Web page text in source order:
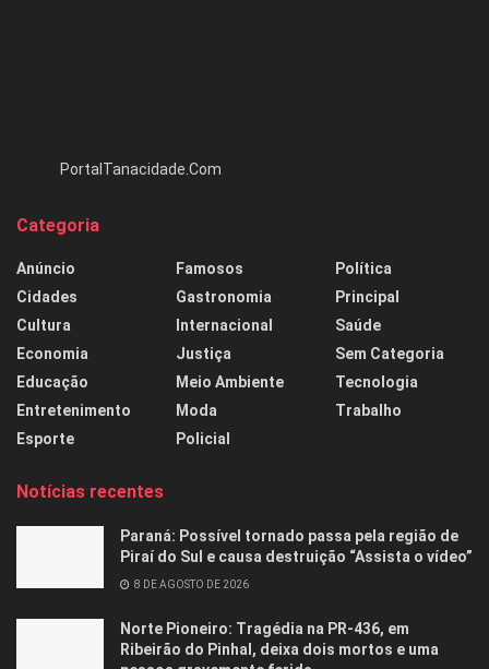
PortalTanacidade.Com
Categoria
Anúncio
Cidades
Cultura
Economia
Educação
Entretenimento
Esporte
Famosos
Gastronomia
Internacional
Justiça
Meio Ambiente
Moda
Policial
Política
Principal
Saúde
Sem Categoria
Tecnologia
Trabalho
Notícias recentes
Paraná: Possível tornado passa pela região de
Piraí do Sul e causa destruição “Assista o vídeo”
8 DE AGOSTO DE 2026
Norte Pioneiro: Tragédia na PR-436, em
Ribeirão do Pinhal, deixa dois mortos e uma